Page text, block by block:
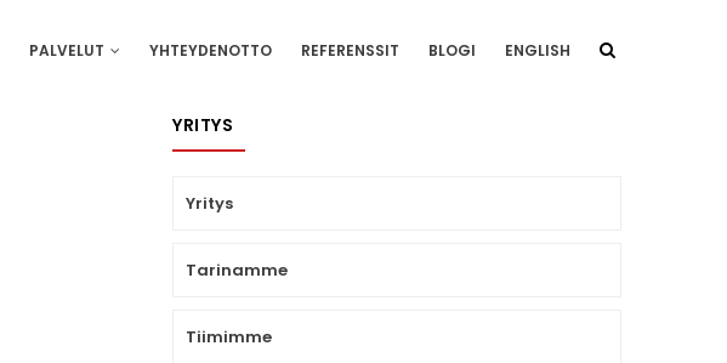
PALVELUT YHTEYDENOTTO REFERENSSIT BLOGI ENGLISH
YRITYS
Yritys
Tarinamme
Tiimimme